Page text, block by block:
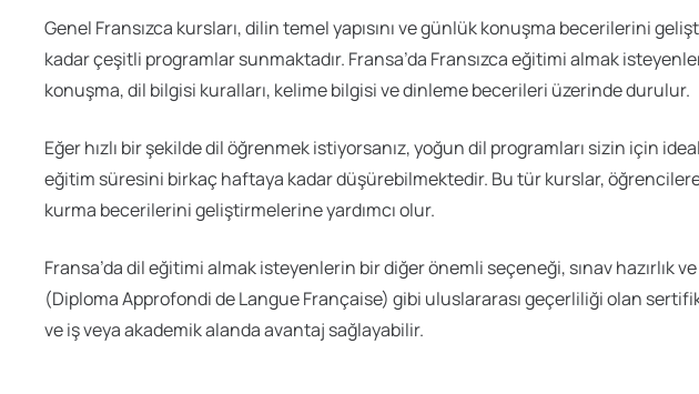
Genel Fransızca kursları, dilin temel yapısını ve günlük konuşma becerilerini
kadar çeşitli programlar sunmaktadır. Fransa’da Fransızca eğitimi almak
konuşma, dil bilgisi kuralları, kelime bilgisi ve dinleme becerileri üzerinde durulur.
Eğer hızlı bir şekilde dil öğrenmek istiyorsanız, yoğun dil programları sizin için
eğitim süresini birkaç haftaya kadar düşürebilmektedir. Bu tür kurslar,
kurma becerilerini geliştirmelerine yardımcı olur.
Fransa’da dil eğitimi almak isteyenlerin bir diğer önemli seçeneği, sınav hazırlık
(Diploma Approfondi de Langue Française) gibi uluslararası geçerliliği olan
ve iş veya akademik alanda avantaj sağlayabilir.